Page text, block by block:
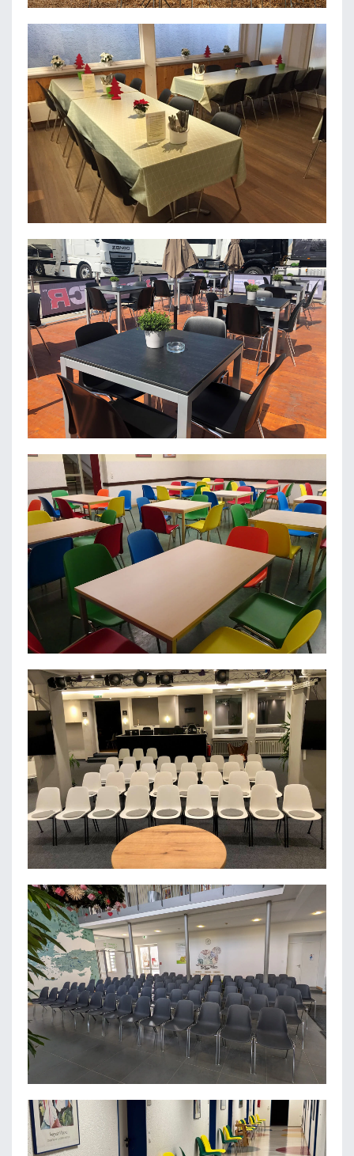
ZIRKUS PRATTES
GESUNDHEITSZENTRUM AN DER HÖHLE
EILA CONSULTING
LESSING-GYMNASIUM DÖBELN
CAMPUS 365
GRUNDSCHULE ST. KONRAD